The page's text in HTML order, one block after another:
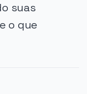
suas
o que